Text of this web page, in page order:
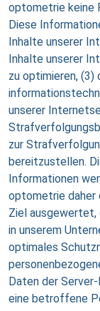
optometrie keine
Diese
Inhalte unserer
Inhalte unserer
zu optimieren,
unserer
zur
bereitzustellen.
Informationen
optometrie daher
Ziel ausgewertet,
in unserem
optimales
Daten der
eine betroffene